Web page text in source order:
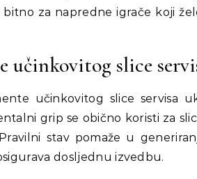
bitno za napredne igrače koji
učinkovitog slice
učinkovitog slice servisa
grip se obično koristi za
stav pomaže u
dosljednu izvedbu.